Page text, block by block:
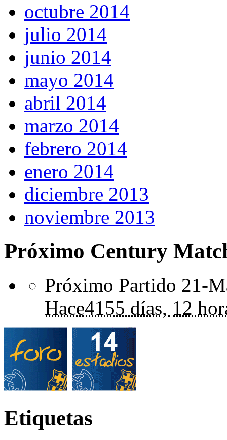
octubre 2014
julio 2014
junio 2014
mayo 2014
abril 2014
marzo 2014
febrero 2014
enero 2014
diciembre 2013
noviembre 2013
Próximo Century
Próximo Partido 21-
Hace4155 días, 12
Etiquetas